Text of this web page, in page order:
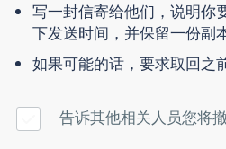
写一封信寄给他们，说明你
下发送时间，并保留一份副
如果可能的话，要求取回之
告诉其他相关人员您将